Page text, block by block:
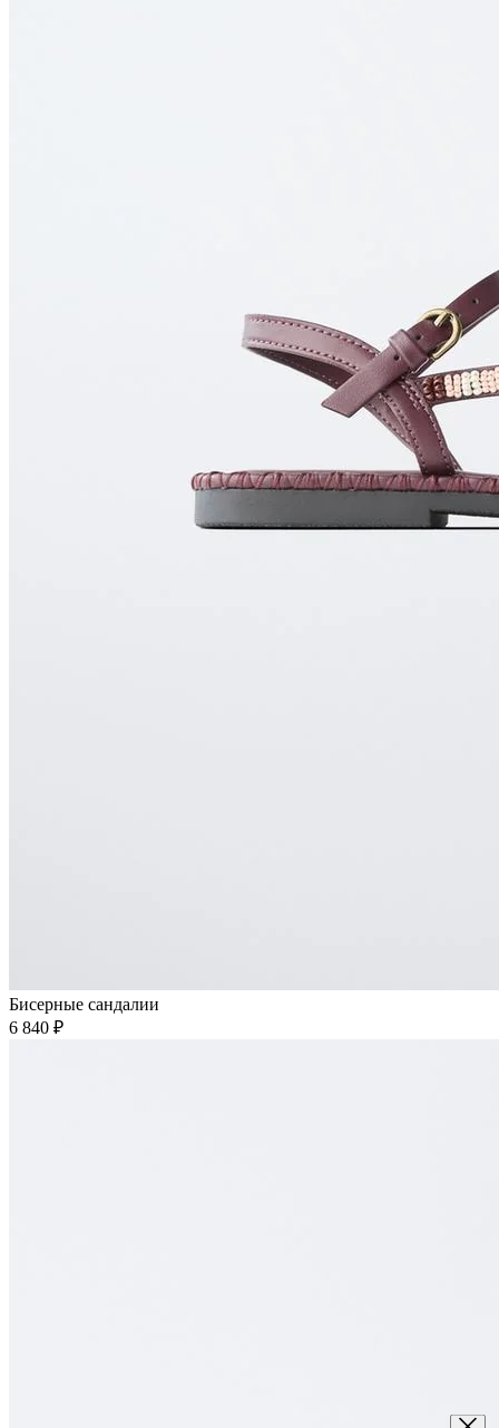
Бисерные сандалии
6 840 ₽